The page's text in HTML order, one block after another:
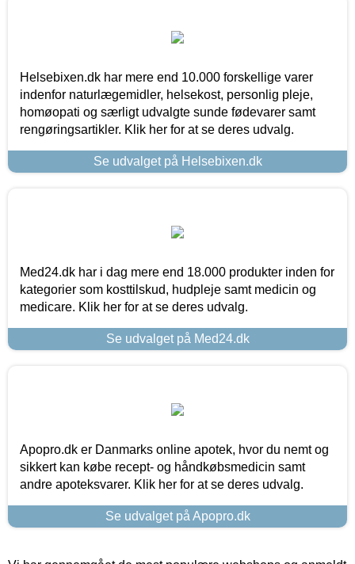
Helsebixen.dk har mere end 10.000 forskellige varer
indenfor naturlægemidler, helsekost, personlig pleje,
homøopati og særligt udvalgte sunde fødevarer samt
rengøringsartikler. Klik her for at se deres udvalg.
Se udvalget på Helsebixen.dk
Med24.dk har i dag mere end 18.000 produkter inden for
kategorier som kosttilskud, hudpleje samt medicin og
medicare. Klik her for at se deres udvalg.
Se udvalget på Med24.dk
Apopro.dk er Danmarks online apotek, hvor du nemt og
sikkert kan købe recept- og håndkøbsmedicin samt
andre apoteksvarer. Klik her for at se deres udvalg.
Se udvalget på Apopro.dk